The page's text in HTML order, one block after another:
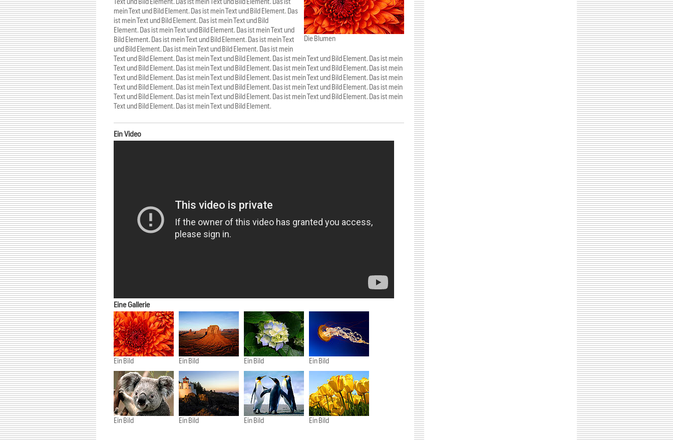
Die Blumen
Text und Bild Element. Das ist mein Text und Bild Element. Das ist
mein Text und Bild Element. Das ist mein Text und Bild Element. Das
ist mein Text und Bild Element. Das ist mein Text und Bild
Element. Das ist mein Text und Bild Element. Das ist mein Text und
Bild Element. Das ist mein Text und Bild Element. Das ist mein Text
und Bild Element. Das ist mein Text und Bild Element. Das ist mein
Text und Bild Element. Das ist mein Text und Bild Element. Das ist mein Text und Bild Element. Das ist mein
Text und Bild Element. Das ist mein Text und Bild Element. Das ist mein Text und Bild Element. Das ist mein
Text und Bild Element. Das ist mein Text und Bild Element. Das ist mein Text und Bild Element. Das ist mein
Text und Bild Element. Das ist mein Text und Bild Element. Das ist mein Text und Bild Element. Das ist mein
Text und Bild Element. Das ist mein Text und Bild Element. Das ist mein Text und Bild Element. Das ist mein
Text und Bild Element. Das ist mein Text und Bild Element.
Ein Video
Eine Gallerie
Ein Bild Ein Bild Ein Bild Ein Bild
Ein Bild Ein Bild Ein Bild Ein Bild